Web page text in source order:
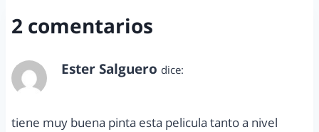
2 comentarios
Ester Salguero dice:
tiene muy buena pinta esta pelicula tanto a nivel